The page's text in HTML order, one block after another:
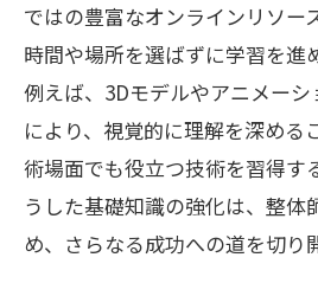
成功する整体師にな
の重要性
セラピスト通信講座で学
重要性
整体師に必要な基本的
通信講座で学べる経営
ではの豊富なオンラインリソー
時間や場所を選ばずに学習を進
例えば、3Dモデルやアニメー
により、視覚的に理解を深める
術場面でも役立つ技術を習得す
うした基礎知識の強化は、整体
め、さらなる成功への道を切り